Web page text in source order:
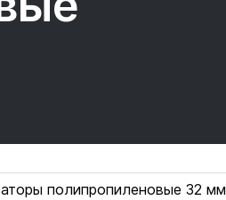
полипропиленовые 32 мм